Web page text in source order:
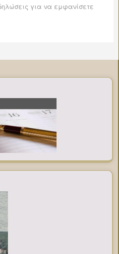
για να εμφανίσετε